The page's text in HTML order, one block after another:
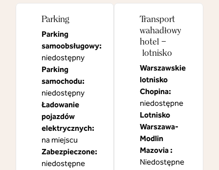
Parking
Parking
samoobsługowy:
niedostępny
Parking
samochodu:
niedostępny
Ładowanie
pojazdów
elektrycznych:
na miejscu
Zabezpieczone:
niedostępne
Transport
wahadłowy
hotel –
lotnisko
Warszawskie
lotnisko
Chopina:
niedostępne
Lotnisko
Warszawa-
Modlin
Mazovia :
Niedostępne